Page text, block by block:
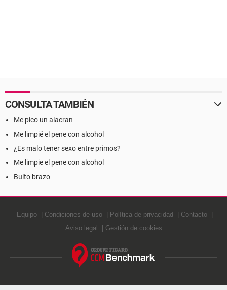
CONSULTA TAMBIÉN
Me pico un alacran
Me limpié el pene con alcohol
¿Es malo tener sexo entre primos?
Me limpie el pene con alcohol
Bulto brazo
Equipo Condiciones de uso Política de privacidad
Contacto
Aviso legal
Gestión de cookies